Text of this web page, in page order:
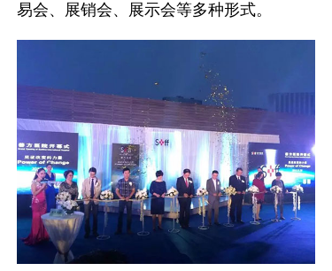
易会、展销会、展示会等多种形式。